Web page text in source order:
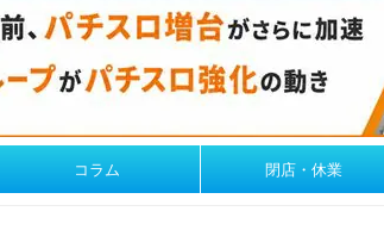
コラム 閉店・休業